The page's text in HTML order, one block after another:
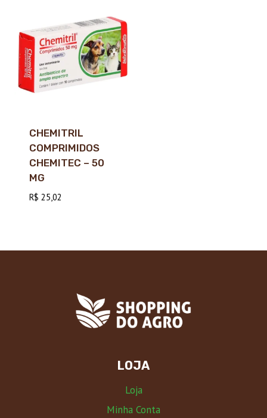
CHEMITRIL
COMPRIMIDOS
CHEMITEC – 50
MG
R$ 25,02
LOJA
Loja
Minha Conta